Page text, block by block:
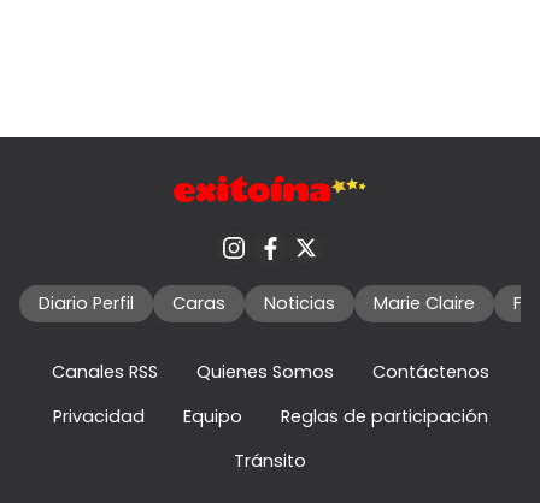
Diario Perfil Caras Noticias Marie Claire
Canales RSS Quienes Somos
Contáctenos
Privacidad
Equipo
Reglas de participación
Tránsito